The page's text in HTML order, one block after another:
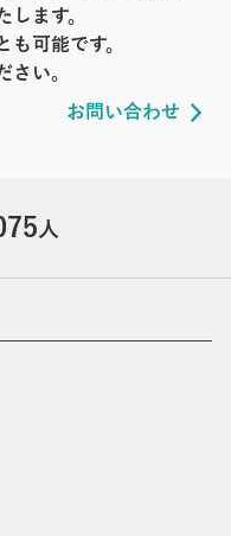
ます。
可能です。
さい。
お問い合わせ
人